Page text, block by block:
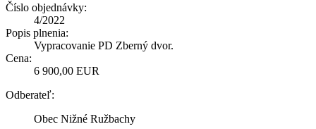
Číslo objednávky:
4/2022
Popis plnenia:
Vypracovanie PD Zberný dvor.
Cena:
6 900,00 EUR
Odberateľ:
Obec Nižné Ružbachy